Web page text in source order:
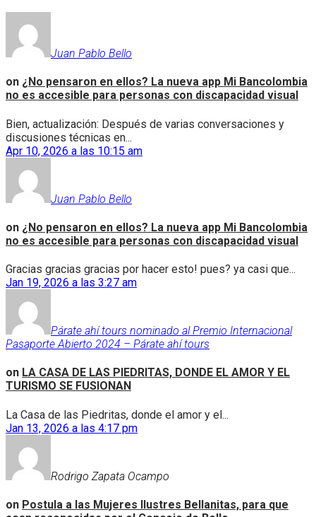
Juan Pablo Bello
on ¿No pensaron en ellos? La nueva app Mi Bancolombia
no es accesible para personas con discapacidad visual
Bien, actualización: Después de varias conversaciones y
discusiones técnicas en...
Apr 10, 2026 a las 10:15 am
Juan Pablo Bello
on ¿No pensaron en ellos? La nueva app Mi Bancolombia
no es accesible para personas con discapacidad visual
Gracias gracias gracias por hacer esto! pues? ya casi que...
Jan 19, 2026 a las 3:27 am
Párate ahí tours nominado al Premio Internacional
Pasaporte Abierto 2024 – Párate ahí tours
on LA CASA DE LAS PIEDRITAS, DONDE EL AMOR Y EL
TURISMO SE FUSIONAN
La Casa de las Piedritas, donde el amor y el...
Jan 13, 2026 a las 4:17 pm
Rodrigo Zapata Ocampo
on Postula a las Mujeres Ilustres Bellanitas, para que